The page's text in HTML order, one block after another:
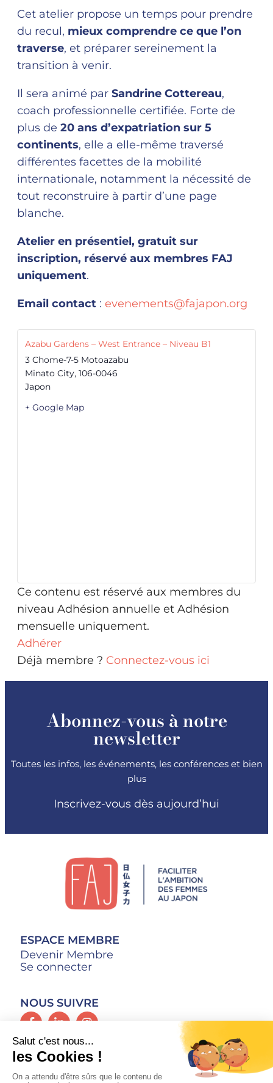
Cet atelier propose un temps pour prendre
du recul, mieux comprendre ce que l’on
traverse, et préparer sereinement la
transition à venir.
Il sera animé par Sandrine Cottereau,
coach professionnelle certifiée. Forte de
plus de 20 ans d’expatriation sur 5
continents, elle a elle-même traversé
différentes facettes de la mobilité
internationale, notamment la nécessité de
tout reconstruire à partir d’une page
blanche.
Atelier en présentiel, gratuit sur
inscription, réservé aux membres FAJ
uniquement.
Email contact : evenements@fajapon.org
Azabu Gardens – West Entrance – Niveau B1
3 Chome-7-5 Motoazabu
Minato City, 106-0046
Japon
+ Google Map
Ce contenu est réservé aux membres du
niveau Adhésion annuelle et Adhésion
mensuelle uniquement.
Adhérer
Déjà membre ? Connectez-vous ici
Abonnez-vous à notre
newsletter
Toutes les infos, les événements, les conférences et bien
plus
Inscrivez-vous dès aujourd’hui
ESPACE MEMBRE
Devenir Membre
Se connecter
NOUS SUIVRE
CONTACT